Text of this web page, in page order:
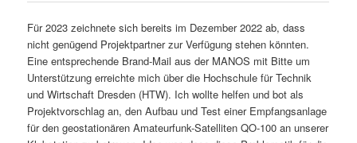
Für 2023 zeichnete sich bereits im Dezember 2022 ab, dass
nicht genügend Projektpartner zur Verfügung stehen könnten.
Eine entsprechende Brand-Mail aus der MANOS mit Bitte um
Unterstützung erreichte mich über die Hochschule für Technik
und Wirtschaft Dresden (HTW). Ich wollte helfen und bot als
Projektvorschlag an, den Aufbau und Test einer Empfangsanlage
für den geostationären Amateurfunk-Satelliten QO-100 an unserer